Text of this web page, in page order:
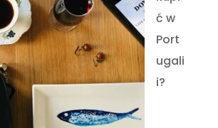
ć w
Port
ugali
i?